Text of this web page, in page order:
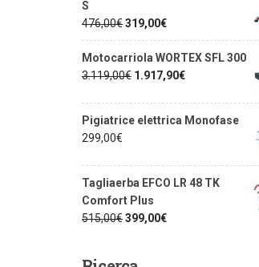
S
476,00€319,00€
Motocarriola WORTEX SFL 300
3.119,00€ 1.917,90€
Pigiatrice elettrica Monofase
299,00€
Tagliaerba EFCO LR 48 TK
Comfort Plus
515,00€399,00€